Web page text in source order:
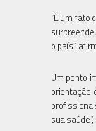
“É um fato
o país”,
Um ponto
orientação
sua